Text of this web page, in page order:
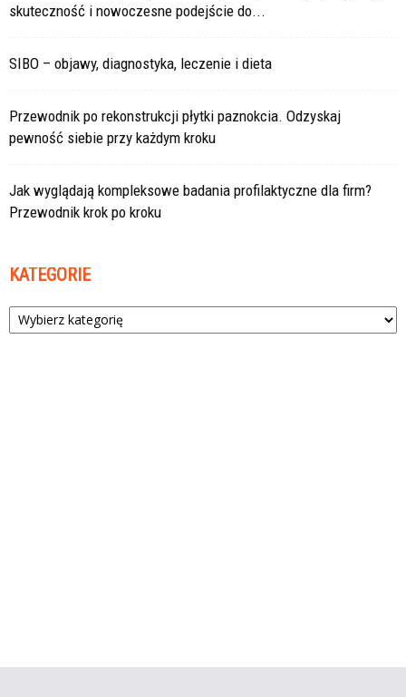
skuteczność i nowoczesne podejście do...
SIBO – objawy, diagnostyka, leczenie i dieta
Przewodnik po rekonstrukcji płytki paznokcia. Odzyskaj
pewność siebie przy każdym kroku
Jak wyglądają kompleksowe badania profilaktyczne dla firm?
Przewodnik krok po kroku
KATEGORIE
Kategorie